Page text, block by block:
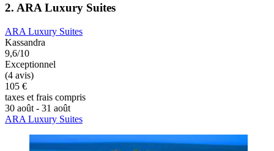
2. ARA Luxury Suites
ARA Luxury Suites
Kassandra
9,6/10
Exceptionnel
(4 avis)
105 €
taxes et frais compris
30 août - 31 août
ARA Luxury Suites